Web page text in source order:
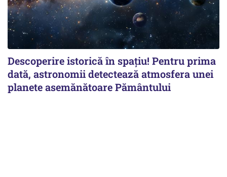
Descoperire istorică în spațiu! Pentru prima
dată, astronomii detectează atmosfera unei
planete asemănătoare Pământului